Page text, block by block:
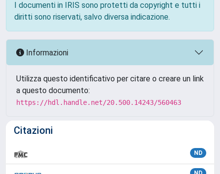
I documenti in IRIS sono protetti da copyright e tutti i
diritti sono riservati, salvo diversa indicazione.
Informazioni
Utilizza questo identificativo per citare o creare un link
a questo documento:
https://hdl.handle.net/20.500.14243/560463
Citazioni
ND